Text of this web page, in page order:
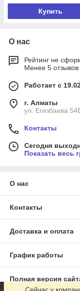
Купить
О нас
Рейтинг не
Менее 5 отзывов
Работает с
г. Алматы
ул. Егизбаева
Контакты
Сегодня
Показать весь
О нас
Контакты
Доставка и оплата
График работы
Полная версия